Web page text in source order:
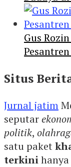
Gus
Situs
Jurnal jatim
seputar
politik,
satu paket
terkini